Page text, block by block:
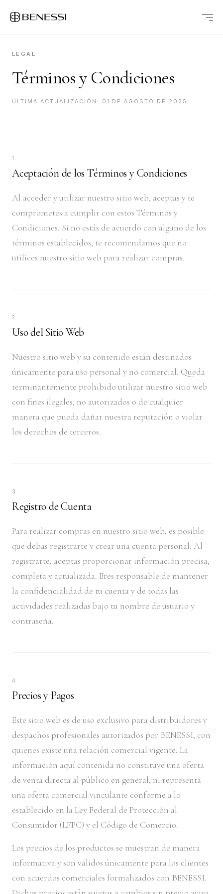
LEGAL
Términos y Condiciones
ÚLTIMA ACTUALIZACIÓN: 01 DE AGOSTO DE 2025
1
Aceptación de los Términos y Condiciones
Al acceder y utilizar nuestro sitio web, aceptas y te
comprometes a cumplir con estos Términos y
Condiciones. Si no estás de acuerdo con alguno de los
términos establecidos, te recomendamos que no
utilices nuestro sitio web para realizar compras.
2
Uso del Sitio Web
Nuestro sitio web y su contenido están destinados
únicamente para uso personal y no comercial. Queda
terminantemente prohibido utilizar nuestro sitio web
con fines ilegales, no autorizados o de cualquier
manera que pueda dañar nuestra reputación o violar
los derechos de terceros.
3
Registro de Cuenta
Para realizar compras en nuestro sitio web, es posible
que debas registrarte y crear una cuenta personal. Al
registrarte, aceptas proporcionar información precisa,
completa y actualizada. Eres responsable de mantener
la confidencialidad de tu cuenta y de todas las
actividades realizadas bajo tu nombre de usuario y
contraseña.
4
Precios y Pagos
Este sitio web es de uso exclusivo para distribuidores y
despachos profesionales autorizados por BENESSI, con
quienes existe una relación comercial vigente. La
información aquí contenida no constituye una oferta
de venta directa al público en general, ni representa
una oferta comercial vinculante conforme a lo
establecido en la Ley Federal de Protección al
Consumidor (LFPC) y el Código de Comercio.
Los precios de los productos se muestran de manera
informativa y son válidos únicamente para los clientes
con acuerdos comerciales formalizados con BENESSI.